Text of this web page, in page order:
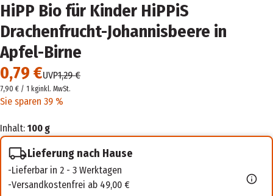
HiPP Bio für Kinder HiPPiS
Drachenfrucht-Johannisbeere in
Apfel-Birne
0,79 €UVP1,29 €
7,90 € / 1 kginkl. MwSt.
Sie sparen 39 %
Inhalt: 100 g
Lieferung nach Hause
Lieferbar in 2 - 3 Werktagen
Versandkostenfrei ab 49,00 €